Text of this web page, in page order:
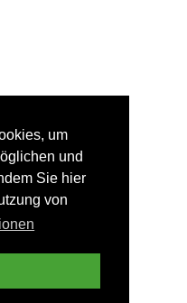
um
und
Sie hier
von